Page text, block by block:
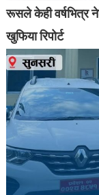
रूसले केही वर्षभित्र
खुफिया रिपोर्ट